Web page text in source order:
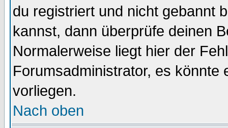
du registriert und nicht gebannt
kannst, dann überprüfe deinen
Normalerweise liegt hier der
Forumsadministrator, es könnte
vorliegen.
Nach oben